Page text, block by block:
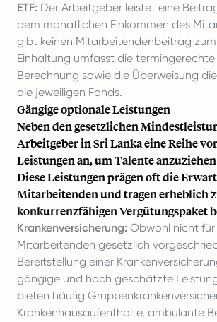
ETF: Der Arbeitgeber leistet eine
dem monatlichen Einkommen des
gibt keinen Mitarbeitendenbeitrag zum
Einhaltung umfasst die
Berechnung sowie die Überweisung
die jeweiligen Fonds.
Gängige optionale Leistungen
Neben den gesetzlichen
Arbeitgeber in Sri Lanka eine Reihe
Leistungen an, um Talente
Diese Leistungen prägen oft die
Mitarbeitenden und tragen erheblich
konkurrenzfähigen Vergütungspaket
Krankenversicherung: Obwohl nicht für
Mitarbeitenden gesetzlich
Bereitstellung einer
gängige und hoch geschätzte
bieten häufig
Krankenhausaufenthalte, ambulante